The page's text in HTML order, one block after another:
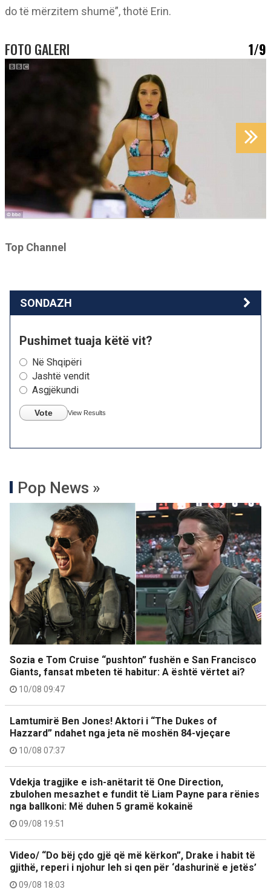
do të mërzitem shumë”, thotë Erin.
FOTO GALERI 1/9
Top Channel
SONDAZH
Pushimet tuaja këtë vit?
Në Shqipëri
Jashtë vendit
Asgjëkundi
Vote View Results
Pop News »
Sozia e Tom Cruise “pushton” fushën e San Francisco
Giants, fansat mbeten të habitur: A është vërtet ai?
10/08 09:47
Lamtumirë Ben Jones! Aktori i “The Dukes of
Hazzard” ndahet nga jeta në moshën 84-vjeçare
10/08 07:37
Vdekja tragjike e ish-anëtarit të One Direction,
zbulohen mesazhet e fundit të Liam Payne para rënies
nga ballkoni: Më duhen 5 gramë kokainë
09/08 19:51
Video/ “Do bëj çdo gjë që më kërkon”, Drake i habit të
gjithë, reperi i njohur leh si qen për ‘dashurinë e jetës’
09/08 18:03